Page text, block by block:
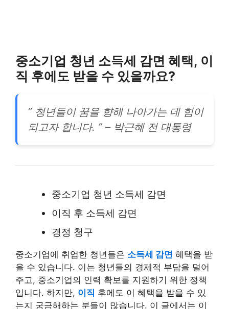
중소기업 청년 소득세 감면 혜택, 이
직 후에도 받을 수 있을까요?
“ 청년들이 꿈을 향해 나아가는 데 힘이
되고자 합니다. ” – 박근혜 전 대통령
중소기업 청년 소득세 감면
이직 후 소득세 감면
경정 청구
중소기업에 취업한 청년들은 소득세 감면 혜택을 받
을 수 있습니다. 이는 청년들의 경제적 부담을 덜어
주고, 중소기업의 인력 확보를 지원하기 위한 정책
입니다. 하지만, 이직 후에도 이 혜택을 받을 수 있
는지 궁금해하는 분들이 많습니다. 이 글에서는 이